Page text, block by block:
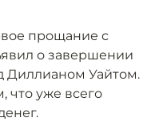
прощание с
о завершении
Диллианом Уайтом.
что уже всего